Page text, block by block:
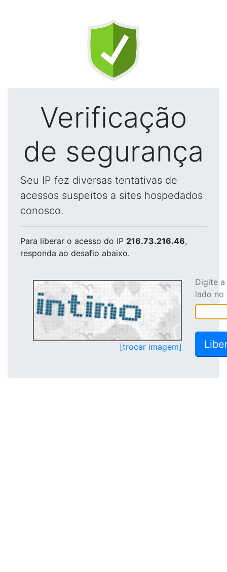
Verificação
de segurança
Seu IP fez diversas tentativas de
acessos suspeitos a sites hospedados
conosco.
Para liberar o acesso do IP 216.73.216.46,
responda ao desafio abaixo.
[trocar imagem]
Digite
lado no